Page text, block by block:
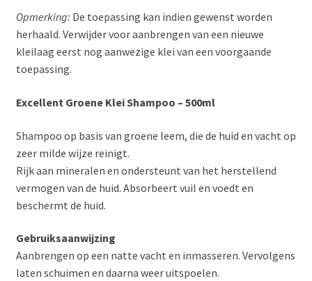
Opmerking: De toepassing kan indien gewenst worden
herhaald. Verwijder voor aanbrengen van een nieuwe
kleilaag eerst nog aanwezige klei van een voorgaande
toepassing.
Excellent Groene Klei Shampoo – 500ml
Shampoo op basis van groene leem, die de huid en vacht op
zeer milde wijze reinigt.
Rijk aan mineralen en ondersteunt van het herstellend
vermogen van de huid. Absorbeert vuil en voedt en
beschermt de huid.
Gebruiksaanwijzing
Aanbrengen op een natte vacht en inmasseren. Vervolgens
laten schuimen en daarna weer uitspoelen.